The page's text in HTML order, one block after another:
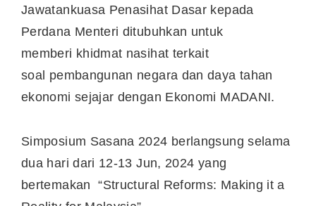
Jawatankuasa Penasihat Dasar kepada
Perdana Menteri ditubuhkan untuk
memberi khidmat nasihat terkait
soal pembangunan negara dan daya tahan
ekonomi sejajar dengan Ekonomi MADANI.
Simposium Sasana 2024 berlangsung selama
dua hari dari 12-13 Jun, 2024 yang
bertemakan “Structural Reforms: Making it a